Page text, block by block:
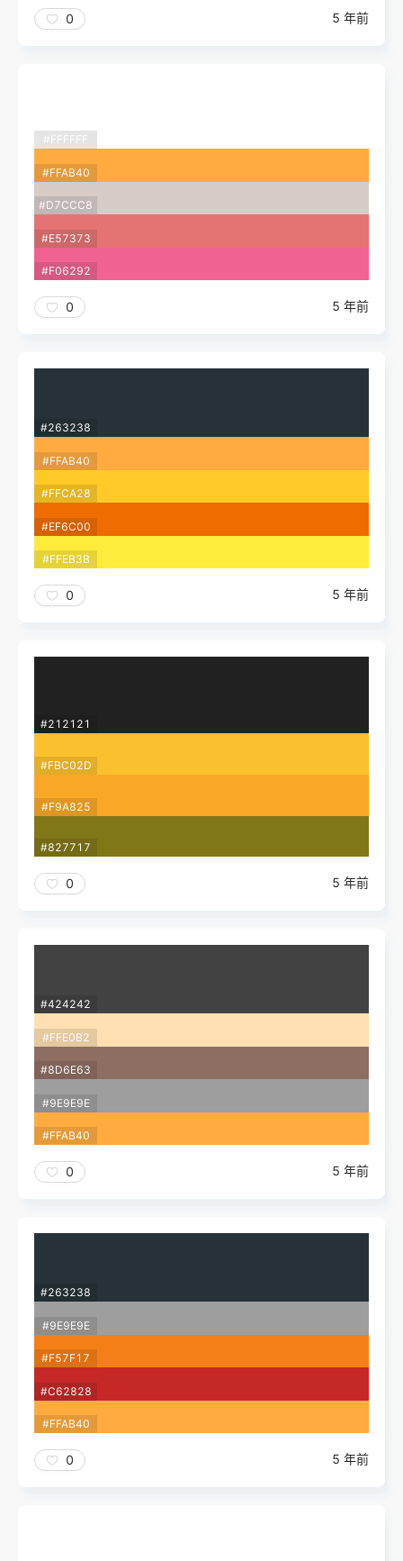
0 5 年前
#FFFFFF
#FFAB40
#D7CCC8
#E57373
#F06292
0 5 年前
#263238
#FFAB40
#FFCA28
#EF6C00
#FFEB3B
0 5 年前
#212121
#FBC02D
#F9A825
#827717
0 5 年前
#424242
#FFE0B2
#8D6E63
#9E9E9E
#FFAB40
0 5 年前
#263238
#9E9E9E
#F57F17
#C62828
#FFAB40
0 5 年前